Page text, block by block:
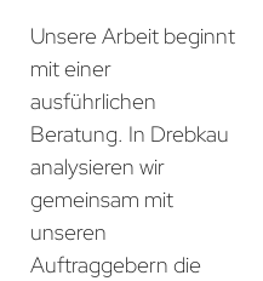
Unsere Arbeit beginnt
mit einer
ausführlichen
Beratung. In Drebkau
analysieren wir
gemeinsam mit
unseren
Auftraggebern die